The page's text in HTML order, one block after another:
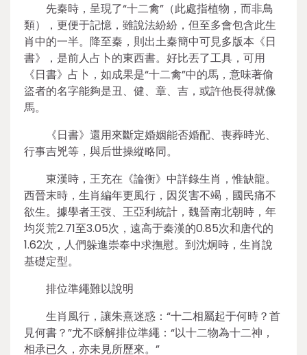
先秦時，呈現了“十二禽”（此處指植物，而非鳥
類），更便于記憶，雖說法紛紛，但至多會包含此生
肖中的一半。降至秦，則出土秦簡中可見多版本《日
書》，是前人占卜的東西書。好比丟了工具，可用
《日書》占卜，如成果是“十二禽”中的馬，意味著偷
盜者的名字能夠是丑、健、章、吉，或許他長得就像
馬。
《日書》還用來斷定婚姻能否婚配、喪葬時光、
行事吉兇等，與后世操縱略同。
東漢時，王充在《論衡》中詳錄生肖，惟缺龍。
西晉末時，生肖編年更風行，因災害不竭，國民痛不
欲生。據學者王弢、王亞利統計，魏晉南北朝時，年
均災荒2.71至3.05次，遠高于秦漢的0.85次和唐代的
1.62次，人們躲進崇奉中求撫慰。到沈炯時，生肖說
基礎定型。
排位準繩難以說明
生肖風行，讓朱熹迷惑：“十二相屬起于何時？首
見何書？”尤不睬解排位準繩：“以十二物為十二神，
相承已久，亦未見所歷來。”